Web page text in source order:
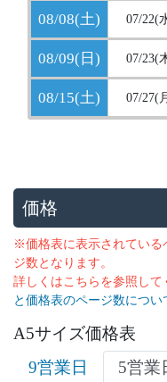
08/08(土) 07/22(
08/09(日) 07/23(
08/15(土) 07/27(
価格
※価格表に表示されている
ジ数となります。
詳しくはこちらを参照して
と価格表のページ数につい
A5サイズ価格表
9営業日
5営業